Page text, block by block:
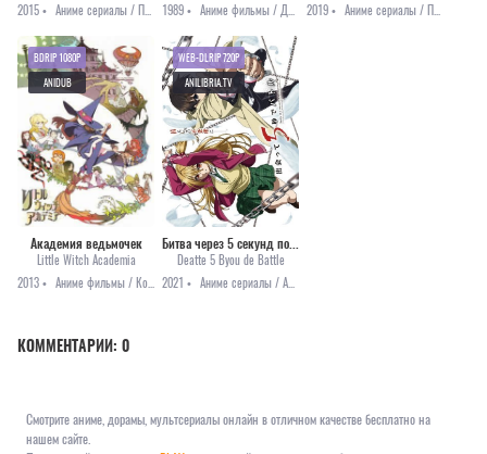
2015 •
1989 •
2019 •
Академия ведьмочек
Little Witch Academia
2013 •
Аниме фильмы / Комедия / Приключения / Фэнтези
BDRIP 1080P
ANIDUB
Битва через 5 секунд после встречи
Deatte 5 Byou de Battle
2021 •
Аниме сериалы / Аниме 2021 / Драма / Мистика / Приключения / Сёнэн
WEB-DLRIP 720P
ANILIBRIA.TV
КОММЕНТАРИИ: 0
Смотрите аниме, дорамы, мультсериалы онлайн в отличном качестве бесплатно на
нашем сайте.